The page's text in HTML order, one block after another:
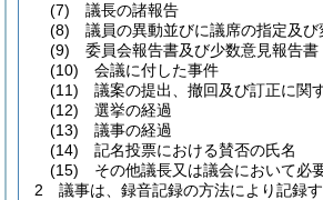
(7)
議長の諸報告
(8)
議員の異動並びに議席の指定及び
(9)
委員会報告書及び少数意見報告書
(10)
会議に付した事件
(11)
議案の提出、撤回及び訂正に関
(12)
選挙の経過
(13)
議事の経過
(14)
記名投票における賛否の氏名
(15)
その他議長又は議会において必
2
議事は、録音記録の方法により記録す